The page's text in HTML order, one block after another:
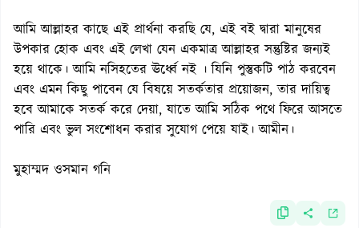
আমি আল্লাহর কাছে এই প্রার্থনা করছি যে, এই বই দ্বারা মানুষের
উপকার হোক এবং এই লেখা যেন একমাত্র আল্লাহর সন্তুষ্টির জন্যই
হয়ে থাকে। আমি নসিহতের ঊর্ধ্বে নই । যিনি পুস্তুকটি পাঠ করবেন
এবং এমন কিছু পাবেন যে বিষয়ে সতর্কতার প্রয়োজন, তার দায়িত্ব
হবে আমাকে সতর্ক করে দেয়া, যাতে আমি সঠিক পথে ফিরে আসতে
পারি এবং ভুল সংশোধন করার সুযোগ পেয়ে যাই। আমীন।
মুহাম্মদ ওসমান গনি